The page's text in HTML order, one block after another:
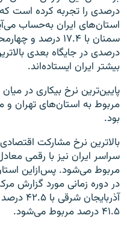
درصدی را تجربه کرده است که
استان‌های ایران به‌حساب
درصدی در جایگاه بعدی
بیشتر ایران ایستاده‌اند.
بود.
بالاترین نرخ مشارکت
مربوط می‌شود. پس‌ازاین
در دوره زمانی مورد گزارش
۴۱.۵ درصد مربوط می‌شود.